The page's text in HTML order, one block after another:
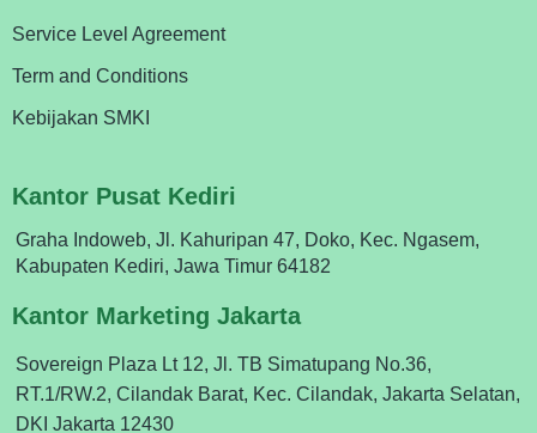
Service Level Agreement
Term and Conditions
Kebijakan SMKI
Kantor Pusat Kediri
Graha Indoweb, Jl. Kahuripan 47, Doko, Kec. Ngasem,
Kabupaten Kediri, Jawa Timur 64182
Kantor Marketing Jakarta
Sovereign Plaza Lt 12, Jl. TB Simatupang No.36,
RT.1/RW.2, Cilandak Barat, Kec. Cilandak, Jakarta Selatan,
DKI Jakarta 12430